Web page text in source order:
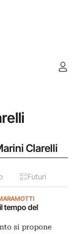
Clarelli
Futuri
tempo del
si propone